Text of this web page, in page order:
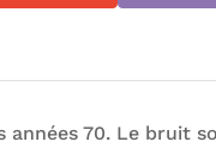
années 70. Le bruit